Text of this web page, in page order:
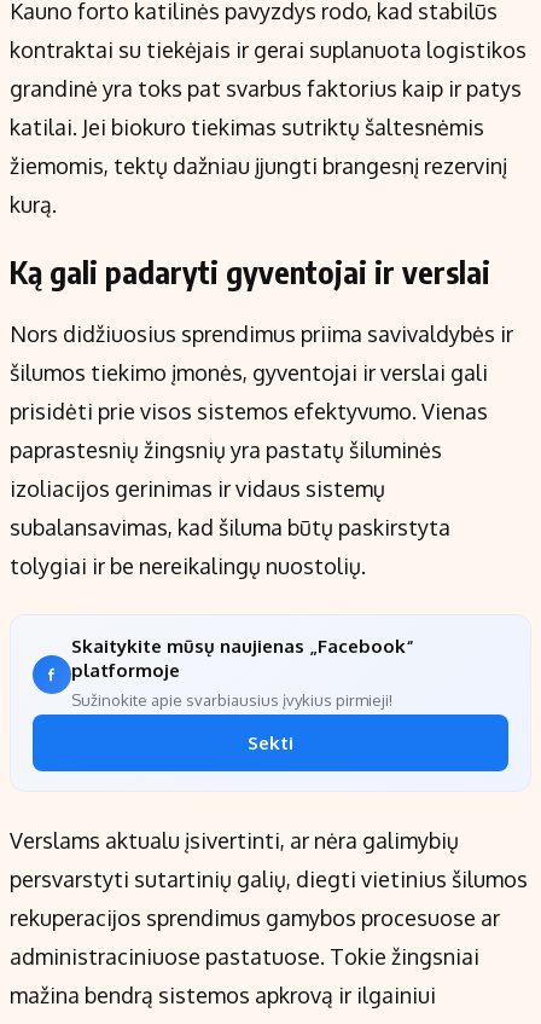
Kauno forto katilinės pavyzdys rodo, kad stabilūs
kontraktai su tiekėjais ir gerai suplanuota logistikos
grandinė yra toks pat svarbus faktorius kaip ir patys
katilai. Jei biokuro tiekimas sutriktų šaltesnėmis
žiemomis, tektų dažniau įjungti brangesnį rezervinį
kurą.
Ką gali padaryti gyventojai ir verslai
Nors didžiuosius sprendimus priima savivaldybės ir
šilumos tiekimo įmonės, gyventojai ir verslai gali
prisidėti prie visos sistemos efektyvumo. Vienas
paprastesnių žingsnių yra pastatų šiluminės
izoliacijos gerinimas ir vidaus sistemų
subalansavimas, kad šiluma būtų paskirstyta
tolygiai ir be nereikalingų nuostolių.
Skaitykite mūsų naujienas „Facebook“
platformoje
Sužinokite apie svarbiausius įvykius pirmieji!
Sekti
Verslams aktualu įsivertinti, ar nėra galimybių
persvarstyti sutartinių galių, diegti vietinius šilumos
rekuperacijos sprendimus gamybos procesuose ar
administraciniuose pastatuose. Tokie žingsniai
mažina bendrą sistemos apkrovą ir ilgainiui